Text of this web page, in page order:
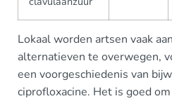
Lokaal worden artsen vaak
alternatieven te overwegen,
een voorgeschiedenis van
ciprofloxacine. Het is goed